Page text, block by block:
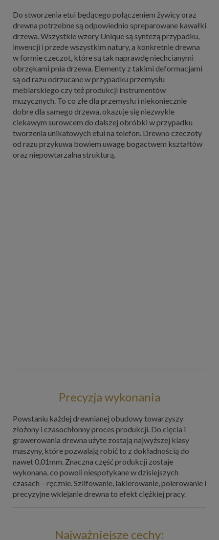
Do stworzenia etui będącego połączeniem żywicy oraz
drewna potrzebne są odpowiednio spreparowane kawałki
drzewa. Wszystkie wzory Unique są syntezą przypadku,
inwencji i przede wszystkim natury, a konkretnie drewna
w formie czeczot, które są tak naprawdę niechcianymi
obrzękami pnia drzewa. Elementy z takimi deformacjami
są od razu odrzucane w przypadku przemysłu
meblarskiego czy też produkcji instrumentów
muzycznych. To co złe dla przemysłu i niekoniecznie
dobre dla samego drzewa, okazuje się niezwykle
ciekawym surowcem do dalszej obróbki w przypadku
tworzenia unikatowych etui na telefon. Drewno czeczoty
od razu przykuwa bowiem uwagę bogactwem kształtów
oraz niepowtarzalna strukturą.
Precyzja wykonania
Powstaniu każdej drewnianej obudowy towarzyszy
złożony i czasochłonny proces produkcji. Do cięcia i
grawerowania drewna użyte zostają najwyższej klasy
maszyny, które pozwalają robić to z dokładnością do
nawet 0,01mm. Znaczna część produkcji zostaje
wykonana, co powoli niespotykane w dzisiejszych
czasach – ręcznie. Szlifowanie, lakierowanie, polerowanie i
precyzyjne wklejanie drewna to efekt ciężkiej pracy.
Najważniejsze cechy: